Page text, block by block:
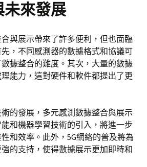
未來發展
與展示帶來了許多便利，但也面臨
，不同感測器的數據格式和協議可
據整合的難度。其次，大量的數據
能力，這對硬件和軟件都提出了更
的發展，多元感測數據整合與展示
和機器學習技術的引入，將進一步
和效率。此外，5G網絡的普及將為
的支持，使得數據展示更加即時和